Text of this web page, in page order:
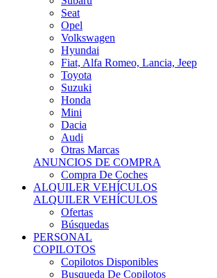
Seat
Opel
Volkswagen
Hyundai
Fiat, Alfa Romeo, Lancia, Jeep
Toyota
Suzuki
Honda
Mini
Dacia
Audi
Otras Marcas
ANUNCIOS DE COMPRA
Compra De Coches
ALQUILER VEHÍCULOS
ALQUILER VEHÍCULOS
Ofertas
Búsquedas
PERSONAL
COPILOTOS
Copilotos Disponibles
Busqueda De Copilotos